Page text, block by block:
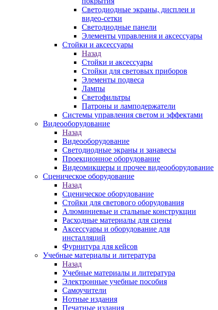
Светодиодные экраны, дисплеи и
видео-сетки
Светодиодные панели
Элементы управления и аксессуары
Стойки и аксессуары
Назад
Стойки и аксессуары
Стойки для световых приборов
Элементы подвеса
Лампы
Светофильтры
Патроны и ламподержатели
Системы управления светом и эффектами
Видеооборудование
Назад
Видеооборудование
Светодиодные экраны и занавесы
Проекционное оборудование
Видеомикшеры и прочее видеооборудование
Сценическое оборудование
Назад
Сценическое оборудование
Стойки для светового оборудования
Алюминиевые и стальные конструкции
Расходные материалы для сцены
Аксессуары и оборудование для
инсталляций
Фурнитура для кейсов
Учебные материалы и литература
Назад
Учебные материалы и литература
Электронные учебные пособия
Самоучители
Нотные издания
Печатные издания